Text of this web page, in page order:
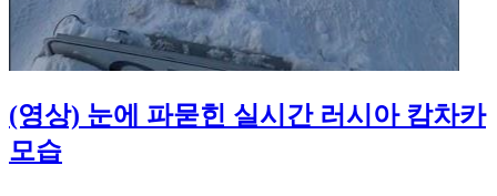
(영상) 눈에 파묻힌 실시간 러시아 캄차카
모습